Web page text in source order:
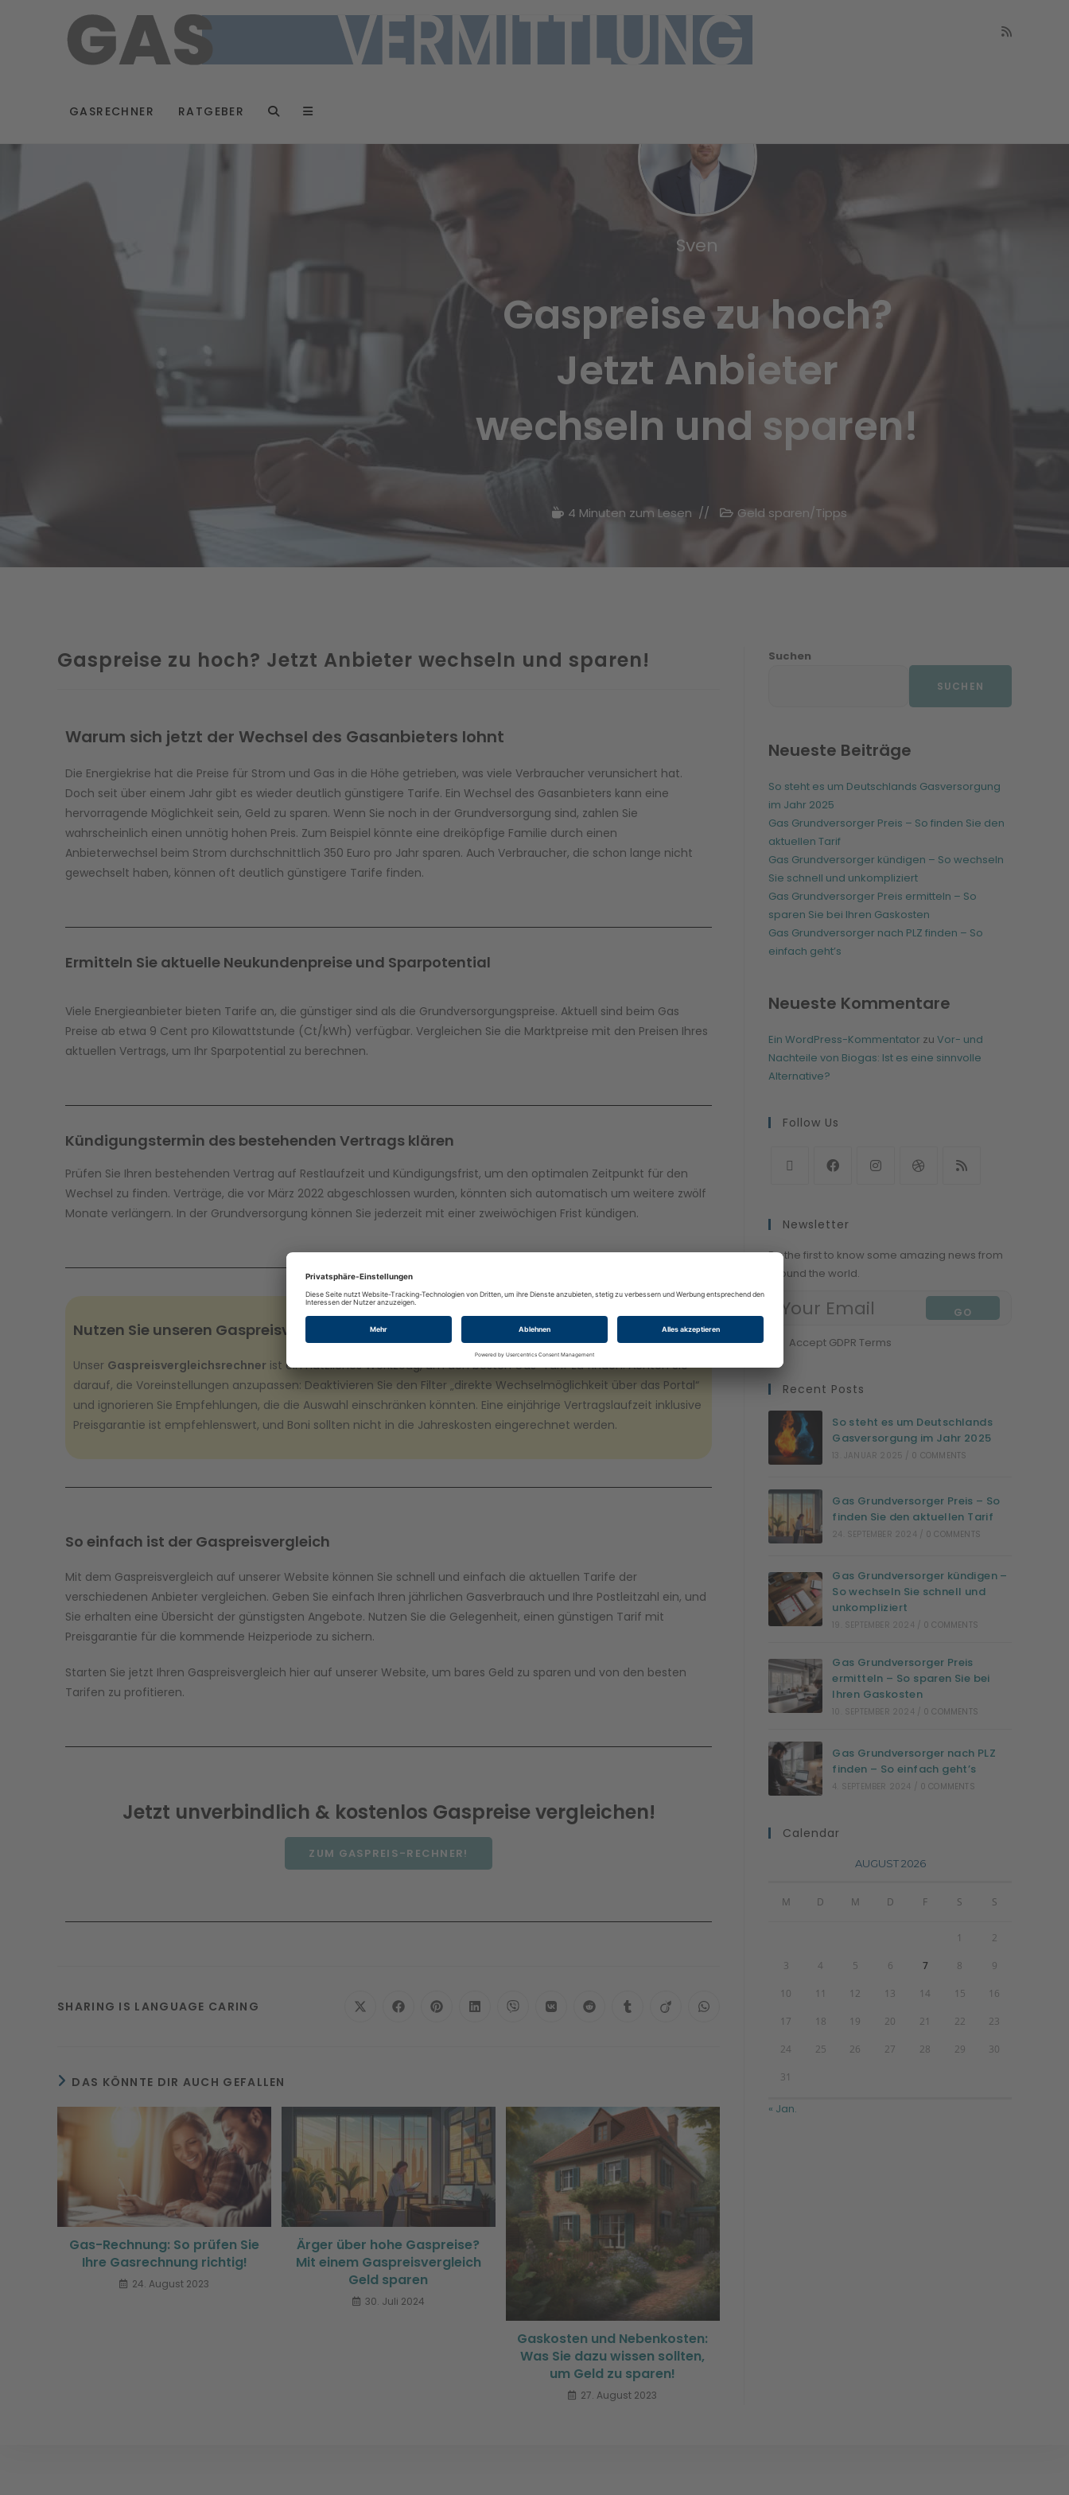
GASRECHNER RATGEBER
Sven
Gaspreise zu hoch?
Jetzt Anbieter
wechseln und sparen!
4 Minuten zum Lesen Geld sparen/Tipps
Gaspreise zu hoch? Jetzt Anbieter wechseln und sparen!
Warum sich jetzt der Wechsel des Gasanbieters lohnt
Die Energiekrise hat die Preise für Strom und Gas in die Höhe getrieben, was viele Verbraucher verunsichert hat.
Doch seit über einem Jahr gibt es wieder deutlich günstigere Tarife. Ein Wechsel des Gasanbieters kann eine
hervorragende Möglichkeit sein, Geld zu sparen. Wenn Sie noch in der Grundversorgung sind, zahlen Sie
wahrscheinlich einen unnötig hohen Preis. Zum Beispiel könnte eine dreiköpfige Familie durch einen
Anbieterwechsel beim Strom durchschnittlich 350 Euro pro Jahr sparen. Auch Verbraucher, die schon lange nicht
gewechselt haben, können oft deutlich günstigere Tarife finden.
Ermitteln Sie aktuelle Neukundenpreise und Sparpotential
Viele Energieanbieter bieten Tarife an, die günstiger sind als die Grundversorgungspreise. Aktuell sind beim Gas
Preise ab etwa 9 Cent pro Kilowattstunde (Ct/kWh) verfügbar. Vergleichen Sie die Marktpreise mit den Preisen Ihres
aktuellen Vertrags, um Ihr Sparpotential zu berechnen.
Kündigungstermin des bestehenden Vertrags klären
Prüfen Sie Ihren bestehenden Vertrag auf Restlaufzeit und Kündigungsfrist, um den optimalen Zeitpunkt für den
Wechsel zu finden. Verträge, die vor März 2022 abgeschlossen wurden, könnten sich automatisch um weitere zwölf
Monate verlängern. In der Grundversorgung können Sie jederzeit mit einer zweiwöchigen Frist kündigen.
Nutzen Sie unseren Gaspreisvergleichsrechner!
Unser Gaspreisvergleichsrechner ist ein nützliches Werkzeug, um den besten Gas-Tarif zu finden. Achten Sie
darauf, die Voreinstellungen anzupassen: Deaktivieren Sie den Filter „direkte Wechselmöglichkeit über das Portal“
und ignorieren Sie Empfehlungen, die die Auswahl einschränken könnten. Eine einjährige Vertragslaufzeit inklusive
Preisgarantie ist empfehlenswert, und Boni sollten nicht in die Jahreskosten eingerechnet werden.
So einfach ist der Gaspreisvergleich
Mit dem Gaspreisvergleich auf unserer Website können Sie schnell und einfach die aktuellen Tarife der
verschiedenen Anbieter vergleichen. Geben Sie einfach Ihren jährlichen Gasverbrauch und Ihre Postleitzahl ein, und
Sie erhalten eine Übersicht der günstigsten Angebote. Nutzen Sie die Gelegenheit, einen günstigen Tarif mit
Preisgarantie für die kommende Heizperiode zu sichern.
Starten Sie jetzt Ihren Gaspreisvergleich hier auf unserer Website, um bares Geld zu sparen und von den besten
Tarifen zu profitieren.
Jetzt unverbindlich & kostenlos Gaspreise vergleichen!
ZUM GASPREIS-RECHNER!
SHARING IS LANGUAGE CARING
DAS KÖNNTE DIR AUCH GEFALLEN
Gas-Rechnung: So prüfen Sie
Ihre Gasrechnung richtig!
24. August 2023
Ärger über hohe Gaspreise?
Mit einem Gaspreisvergleich
Geld sparen
30. Juli 2024
Gaskosten und Nebenkosten:
Was Sie dazu wissen sollten,
um Geld zu sparen!
27. August 2023
Suchen
SUCHEN
Neueste Beiträge
So steht es um Deutschlands Gasversorgung
im Jahr 2025
Gas Grundversorger Preis – So finden Sie den
aktuellen Tarif
Gas Grundversorger kündigen – So wechseln
Sie schnell und unkompliziert
Gas Grundversorger Preis ermitteln – So
sparen Sie bei Ihren Gaskosten
Gas Grundversorger nach PLZ finden – So
einfach geht’s
Neueste Kommentare
Ein WordPress-Kommentator zu Vor- und
Nachteile von Biogas: Ist es eine sinnvolle
Alternative?
Follow Us
Newsletter
Be the first to know some amazing news from
around the world.
GO
Accept GDPR Terms
Recent Posts
So steht es um Deutschlands
Gasversorgung im Jahr 2025
13. JANUAR 2025 0 COMMENTS
Gas Grundversorger Preis – So
finden Sie den aktuellen Tarif
24. SEPTEMBER 2024 0 COMMENTS
Gas Grundversorger kündigen –
So wechseln Sie schnell und
unkompliziert
19. SEPTEMBER 2024 0 COMMENTS
Gas Grundversorger Preis
ermitteln – So sparen Sie bei
Ihren Gaskosten
10. SEPTEMBER 2024 0 COMMENTS
Gas Grundversorger nach PLZ
finden – So einfach geht’s
4. SEPTEMBER 2024 0 COMMENTS
Calendar
AUGUST 2026
M D M D F S S
1 2
3 4 5 6 7 8 9
10 11 12 13 14 15 16
17 18 19 20 21 22 23
24 25 26 27 28 29 30
31
« Jan.